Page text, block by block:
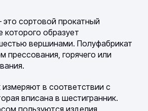
сортовой прокатный
которого образует
вершинами. Полуфабрикат
прессования, горячего или
в соответствии с
вписана в шестигранник.